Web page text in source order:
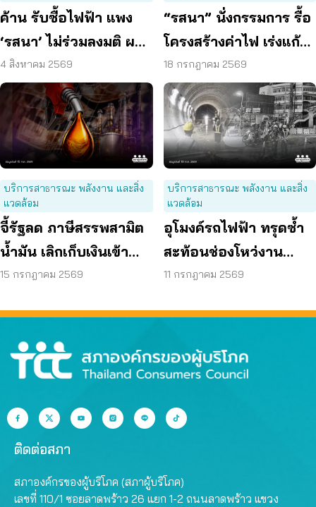
ค้าน รับซื้อไฟฟ้า แพง
‘รสนา’ ไม่ร่วมลงมติ ผลัก
ผู้บริโภค “แบก”
4 สิงหาคม 2569
“รสนา” นั่งกรรมการ รื้อ
โครงสร้างค่าไฟ เร่งแก้
ต้นเหตุพลังงานแพง
18 กรกฎาคม 2569
บริการสาธารณะ พลังงาน และสิ่ง
แวดล้อม
จี้รัฐลด ภาษีสรรพสามิต
น้ำมัน เลิกเก็บเงินเข้า
กองทุน เอื้อโรงกลั่น
15 กรกฎาคม 2569
บริการสาธารณะ พลังงาน และสิ่ง
แวดล้อม
อุโมงค์รถไฟฟ้า ทรุดซ้ำ
สะท้อนช่องโหว่งาน
ก่อสร้าง จี้ตรวจ
11 กรกฎาคม 2569
ติดต่อสภา
สภาองค์กรของผู้บริโภค (สภาผู้บริโภค)
เลขที่ 110/1 ซอยลาดพร้าว 26 แยก 1-2 ถนนลาดพร้าว แขวง